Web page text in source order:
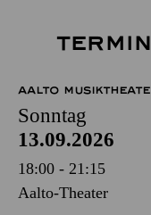
AALTO
Sonntag
13.09.2026
18:00 - 21:15
Aalto-Theater